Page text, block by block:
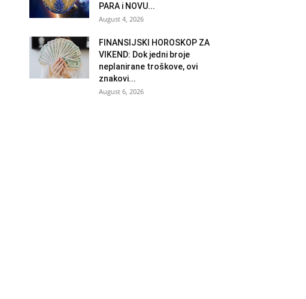
PARA i NOVU...
August 4, 2026
FINANSIJSKI HOROSKOP ZA
VIKEND: Dok jedni broje
neplanirane troškove, ovi
znakovi...
August 6, 2026